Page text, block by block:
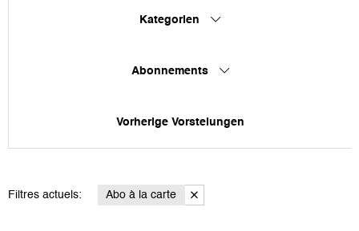
Kategorien
Abonnements
Vorherige Vorstelungen
Filtres actuels: Abo à la carte